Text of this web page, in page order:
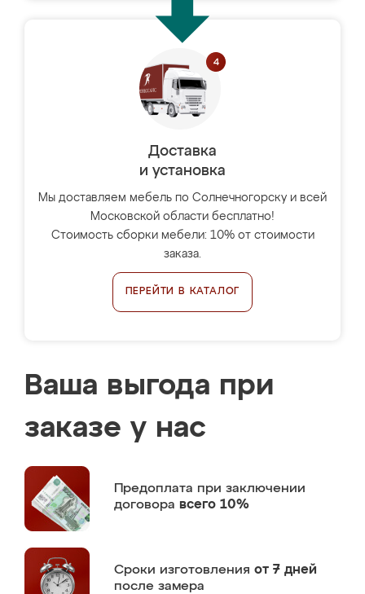
Доставка
и установка
Мы доставляем мебель по Солнечногорску и всей
Московской области бесплатно!
Стоимость сборки мебели: 10% от стоимости
заказа.
ПЕРЕЙТИ В КАТАЛОГ
Ваша выгода при
заказе у нас
Предоплата при заключении
договора всего 10%
Сроки изготовления от 7 дней
после замера